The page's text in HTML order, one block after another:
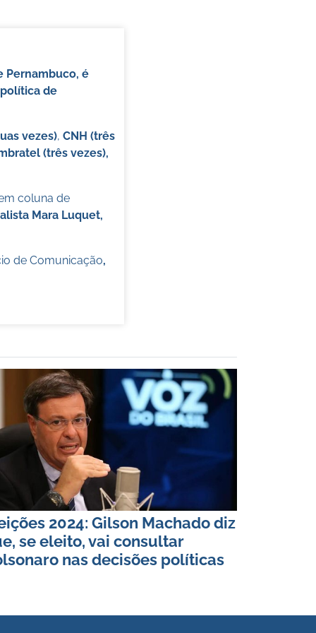
Pernambuco, é
de
vezes), CNH (três
(três vezes),
coluna de
Mara Luquet,
de Comunicação,
2024: Gilson Machado diz
se eleito, vai consultar
nas decisões políticas